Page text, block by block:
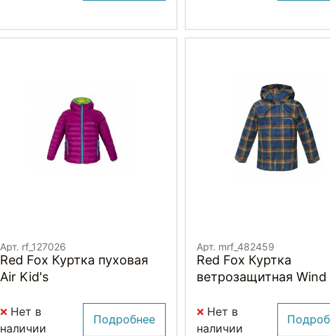
Арт. rf_127026
Red Fox Куртка пуховая
Air Kid's
Нет в
наличии
Подробнее
Арт. mrf_482459
Red Fox Куртка
ветрозащитная Wind
Нет в
наличии